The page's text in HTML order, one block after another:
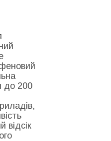
до 200
відсік